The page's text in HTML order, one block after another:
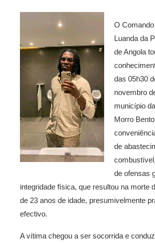
O
Luanda da
de Angola
das 05h30
novembro
município
Morro
de
de ofensas
integridade física, que resultou na morte
de 23 anos de idade, presumivelmente
efectivo.
A vítima chegou a ser socorrida e